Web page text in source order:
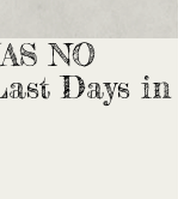
NO
Days in